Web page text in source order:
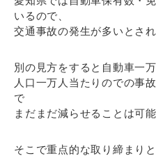
いるので、
交通事故の発生が多いとされ
別の見方をすると自動車一
人口一万人当たりのでの事
で
まだまだ減らせることは可
そこで重点的な取り締まり